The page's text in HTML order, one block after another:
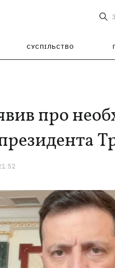
СУСПІЛЬСТВО
про